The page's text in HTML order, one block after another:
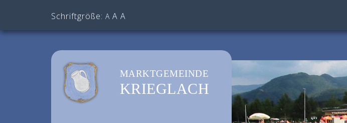
Schriftgröße: A A A
MARKTGEMEINDE
KRIEGLACH